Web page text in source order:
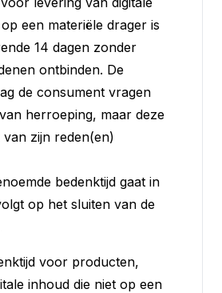
een materiële drager is
14 dagen zonder
ontbinden. De
de consument vragen
herroeping, maar deze
zijn reden(en)
bedenktijd gaat in
op het sluiten van de
voor producten,
inhoud die niet op een